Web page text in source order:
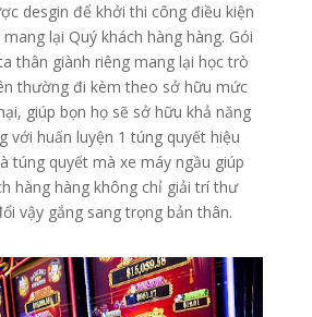
desgin để khởi thi công điều kiện
lại Quý khách hàng hàng. Gói
thân giành riêng mang lại học trò
thường đi kèm theo sở hữu mức
giúp bọn họ sẽ sở hữu khả năng
với huấn luyện 1 túng quyết hiệu
túng quyết mà xe máy ngầu giúp
hàng hàng không chỉ giải trí thư
vậy gắng sang trọng bản thân.